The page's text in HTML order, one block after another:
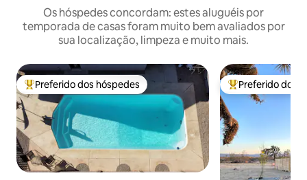
Os hóspedes concordam: estes aluguéis por
temporada de casas foram muito bem avaliados por
sua localização, limpeza e muito mais.
Entre os melhores preferidos dos hóspedes
Preferido dos hóspedes Entre os
Preferido dos